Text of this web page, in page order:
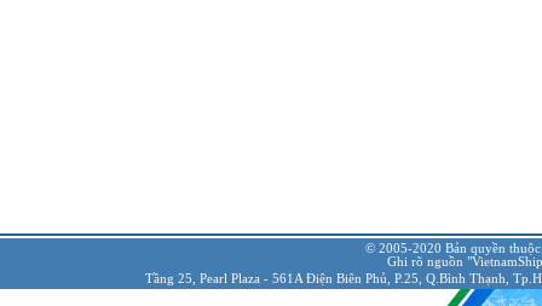
© 2005-2020 Bản quyền
Ghi rõ nguồn
Tầng 25, Pearl Plaza - 561A Điện Biên Phủ, P.25, Q.Bình Thạnh,